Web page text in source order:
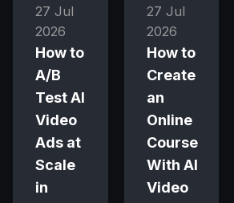
27 Jul
2026
How to
A/B
Test AI
Video
Ads at
Scale
in
27 Jul
2026
How to
Create
an
Online
Course
With AI
Video